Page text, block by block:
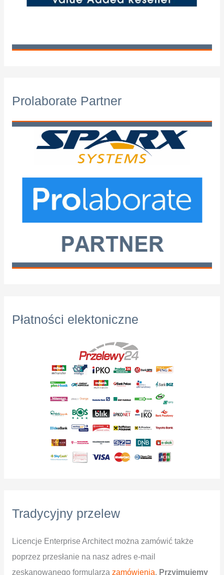
Prolaborate Partner
Płatności elektoniczne
Tradycyjny przelew
Licencje Enterprise Architect można zamówić także
poprzez przesłanie na nasz adres e-mail
zeskanowanego formularza zamówienia. Przyjmujemy